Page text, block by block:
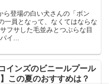
ら登場の白い犬さんの「ボン
一員となって、なくてはならな
フサした毛並みとつぶらな目
イ...
インズのビニールプール
】この夏のおすすめは？